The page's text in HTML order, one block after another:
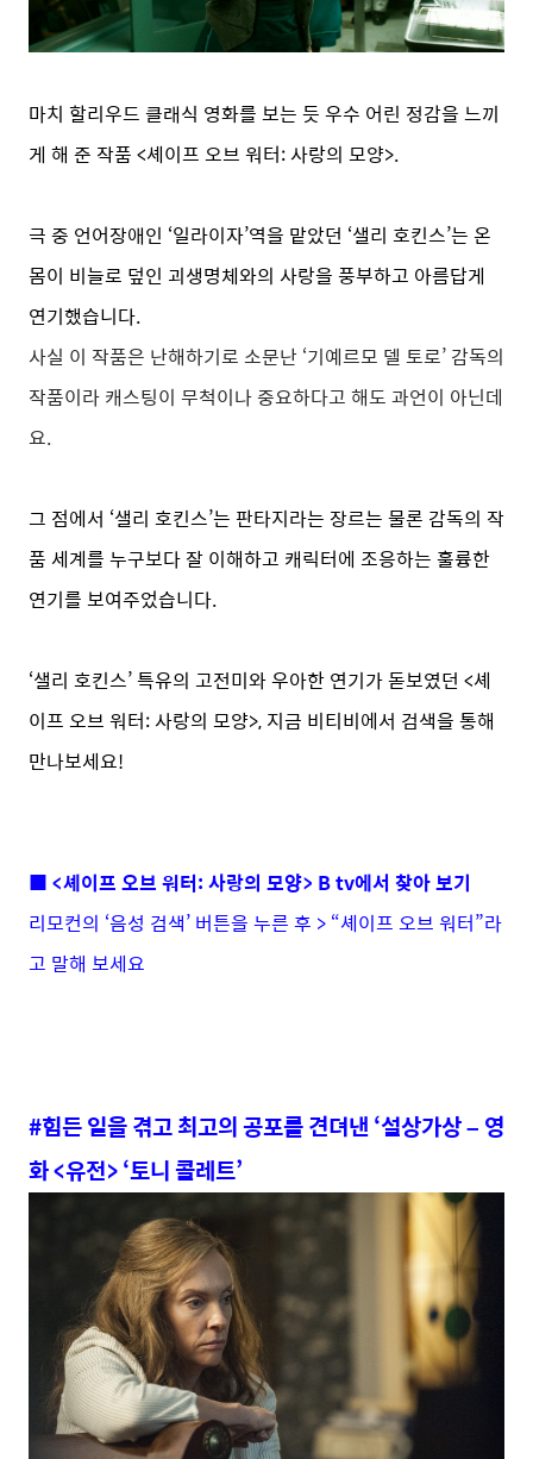
마치 할리우드 클래식 영화를 보는 듯 우수 어린 정감을 느끼
게 해 준 작품 <셰이프 오브 워터: 사랑의 모양>.
극 중 언어장애인 ‘일라이자’역을 맡았던 ‘샐리 호킨스’는 온
몸이 비늘로 덮인 괴생명체와의 사랑을 풍부하고 아름답게
연기했습니다.
사실 이 작품은 난해하기로 소문난 ‘기예르모 델 토로’ 감독의
작품이라 캐스팅이 무척이나 중요하다고 해도 과언이 아닌데
요.
그 점에서 ‘샐리 호킨스’는 판타지라는 장르는 물론 감독의 작
품 세계를 누구보다 잘 이해하고 캐릭터에 조응하는 훌륭한
연기를 보여주었습니다.
‘샐리 호킨스’ 특유의 고전미와 우아한 연기가 돋보였던 <셰
이프 오브 워터: 사랑의 모양>, 지금 비티비에서 검색을 통해
만나보세요!
■ <셰이프 오브 워터: 사랑의 모양> B tv에서 찾아 보기
리모컨의 ‘음성 검색’ 버튼을 누른 후 > “셰이프 오브 워터”라
고 말해 보세요
#힘든 일을 겪고 최고의 공포를 견뎌낸 ‘설상가상 – 영
화 <유전> ‘토니 콜레트’